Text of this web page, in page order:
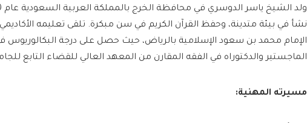
نشأ في بيئة متدينة، وحفظ القرآن الكريم في سن مبكرة. تلقى تعليمه
الإمام محمد بن سعود الإسلامية بالرياض، حيث حصل على درجة البكالوريوس
الماجستير والدكتوراه في الفقه المقارن من المعهد العالي للقضاء التابع
مسيرته المهنية: